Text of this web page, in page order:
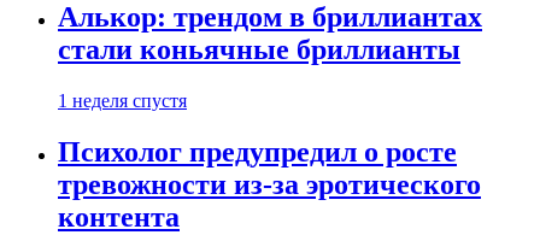
Алькор: трендом в бриллиантах
стали коньячные бриллианты
1 неделя спустя
Психолог предупредил о росте
тревожности из-за эротического
контента